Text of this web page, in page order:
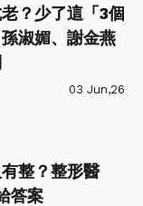
？少了這「3個
淑媚、謝金燕
03 Jun,26
整？整形醫
答案